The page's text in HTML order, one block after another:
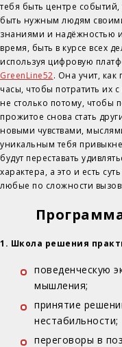
тебя быть центре событий,
быть нужным людям
знаниями и надёжностью
время, быть в курсе всех
используя цифровую
GreenLine52. Она учит,
часы, чтобы потратить их
не столько потому, чтобы
прожитое снова стать
новыми чувствами,
уникальным тебя
будут переставать
характера, а это и есть
любые по сложности
1. Школа решения
поведенческую
мышления;
принятие
нестабильности;
переговоры в